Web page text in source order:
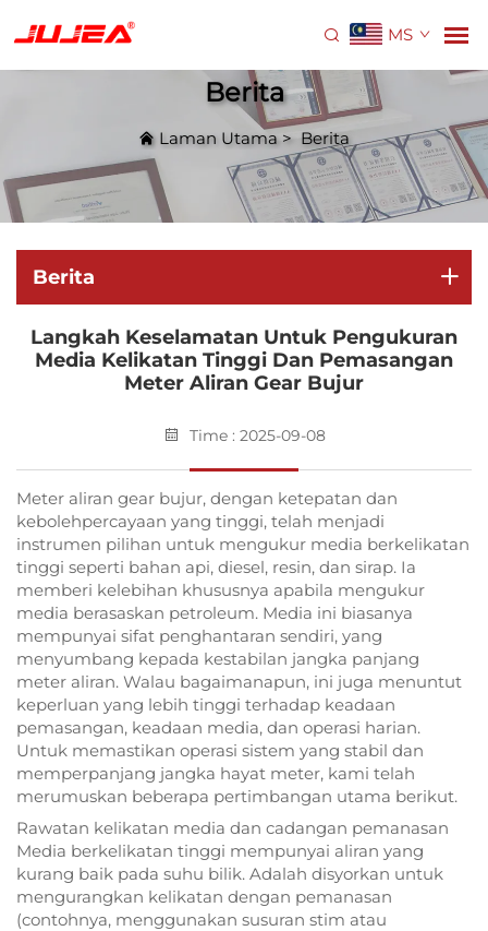
MS
Berita
Laman Utama> Berita
Berita
Langkah Keselamatan Untuk Pengukuran
Media Kelikatan Tinggi Dan Pemasangan
Meter Aliran Gear Bujur
Time : 2025-09-08
Meter aliran gear bujur, dengan ketepatan dan
kebolehpercayaan yang tinggi, telah menjadi
instrumen pilihan untuk mengukur media berkelikatan
tinggi seperti bahan api, diesel, resin, dan sirap. Ia
memberi kelebihan khususnya apabila mengukur
media berasaskan petroleum. Media ini biasanya
mempunyai sifat penghantaran sendiri, yang
menyumbang kepada kestabilan jangka panjang
meter aliran. Walau bagaimanapun, ini juga menuntut
keperluan yang lebih tinggi terhadap keadaan
pemasangan, keadaan media, dan operasi harian.
Untuk memastikan operasi sistem yang stabil dan
memperpanjang jangka hayat meter, kami telah
merumuskan beberapa pertimbangan utama berikut.
Rawatan kelikatan media dan cadangan pemanasan
Media berkelikatan tinggi mempunyai aliran yang
kurang baik pada suhu bilik. Adalah disyorkan untuk
mengurangkan kelikatan dengan pemanasan
(contohnya, menggunakan susuran stim atau